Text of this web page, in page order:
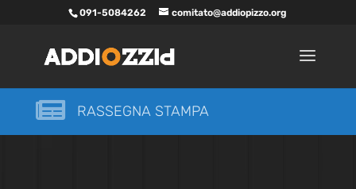
091-5084262 comitato@addiopizzo.org
 RASSEGNA STAMPA